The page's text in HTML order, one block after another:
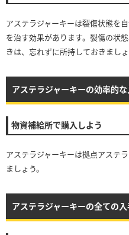
アステラジャーキーは裂傷状態を
を治す効果があります。裂傷の状
きは、忘れずに所持しておきましょ
アステラジャーキーの効率的
物資補給所で購入しよう
アステラジャーキーは拠点アステ
ましょう。
アステラジャーキーの全ての